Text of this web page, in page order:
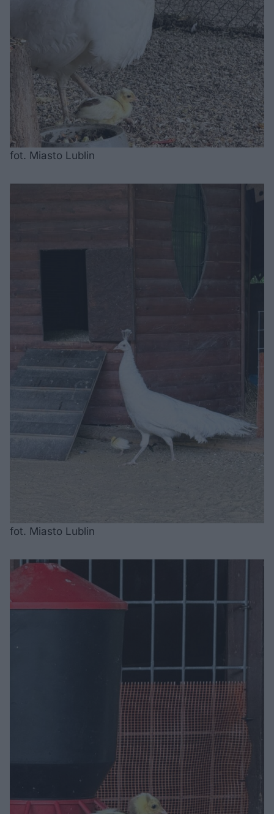
fot. Miasto Lublin
fot. Miasto Lublin